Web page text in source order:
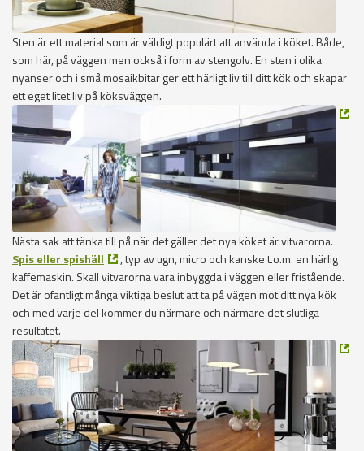
Sten är ett material som är väldigt populärt att använda i köket. Både,
som här, på väggen men också i form av stengolv. En sten i olika
nyanser och i små mosaikbitar ger ett härligt liv till ditt kök och skapar
ett eget litet liv på köksväggen.
Nästa sak att tänka till på när det gäller det nya köket är vitvarorna.
Spis eller spishäll
, typ av ugn, micro och kanske t.o.m. en härlig
kaffemaskin. Skall vitvarorna vara inbyggda i väggen eller fristående.
Det är ofantligt många viktiga beslut att ta på vägen mot ditt nya kök
och med varje del kommer du närmare och närmare det slutliga
resultatet.